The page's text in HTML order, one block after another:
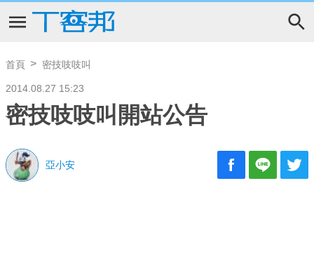
首頁 密技吱吱叫
2014.08.27 15:23
密技吱吱叫開站公告
亞小安